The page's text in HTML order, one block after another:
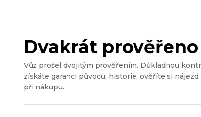
Dvakrát prověřeno
Vůz prošel dvojitým prověřením. Důkladnou
získáte garanci původu, historie, ověříte si
při nákupu.